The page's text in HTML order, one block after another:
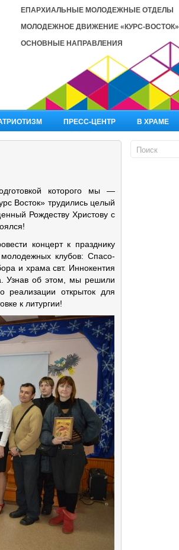
ЕПАРХИАЛЬНЫЕ МОЛОДЕЖНЫЕ ОТДЕЛЫ
МОЛОДЕЖНОЕ ДВИЖЕНИЕ «КУРС-ВОСТОК»
ОСНОВНЫЕ НАПРАВЛЕНИЯ
ПРЕСС-ЦЕНТР В ХРАМЕ
которого мы —
Восток» трудились целый
Рождеству Христову с
концерт к празднику
клубов: Спасо-
и храма свт. Иннокентия
Узнав об этом, мы решили
реализации открыток для
к литургии!